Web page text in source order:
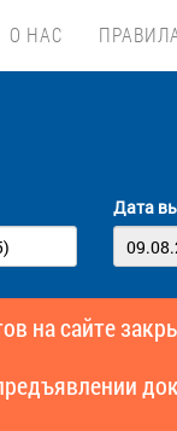
О НАС
Дата
на сайте